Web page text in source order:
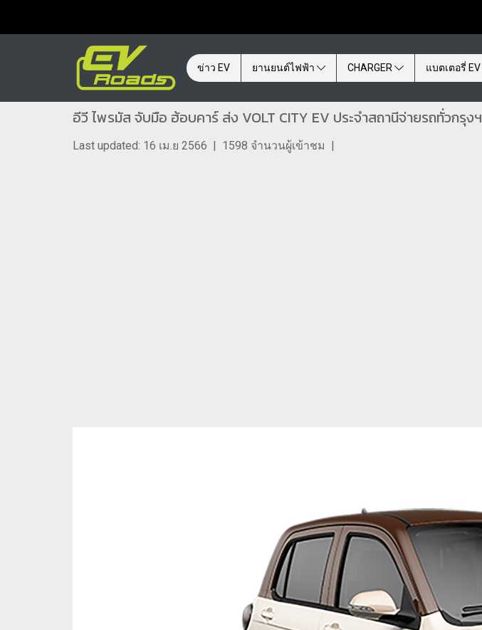
ข่าว EV ยานยนต์ไฟฟ้า CHARGER แบตเตอรี่ EV
อีวี ไพรมัส จับมือ ฮ้อบคาร์ ส่ง VOLT CITY EV ประจำสถานีจ่ายรถทั่วกรุงฯ
Last updated: 16 เม.ย 2566 | 1598 จำนวนผู้เข้าชม |